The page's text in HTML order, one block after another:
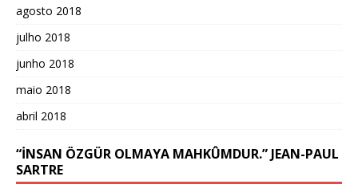
agosto 2018
julho 2018
junho 2018
maio 2018
abril 2018
“İNSAN ÖZGÜR OLMAYA MAHKÛMDUR.” JEAN-PAUL
SARTRE